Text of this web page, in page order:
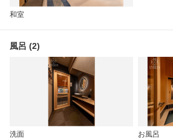
和室
風呂 (2)
洗面 お風呂